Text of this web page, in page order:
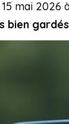
bien
mai 2026